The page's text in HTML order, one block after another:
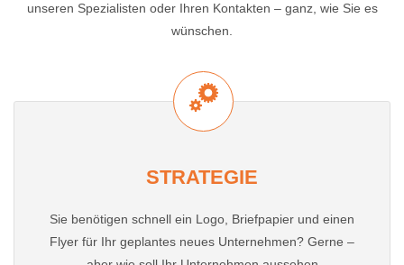
unseren Spezialisten oder Ihren Kontakten – ganz, wie Sie es
wünschen.
STRATEGIE
Sie benötigen schnell ein Logo, Briefpapier und einen
Flyer für Ihr geplantes neues Unternehmen? Gerne –